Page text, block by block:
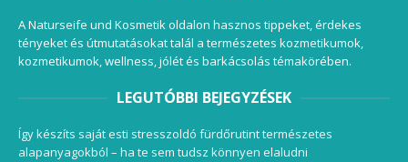
A Naturseife und Kosmetik oldalon hasznos tippeket, érdekes
tényeket és útmutatásokat talál a természetes kozmetikumok,
kozmetikumok, wellness, jólét és barkácsolás témakörében.
LEGUTÓBBI BEJEGYZÉSEK
Így készíts saját esti stresszoldó fürdőrutint természetes
alapanyagokból – ha te sem tudsz könnyen elaludni